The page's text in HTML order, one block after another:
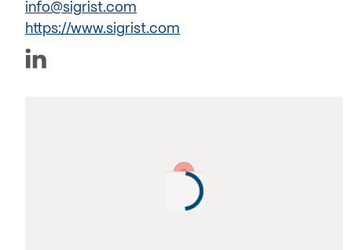
info@sigrist.com
https://www.sigrist.com